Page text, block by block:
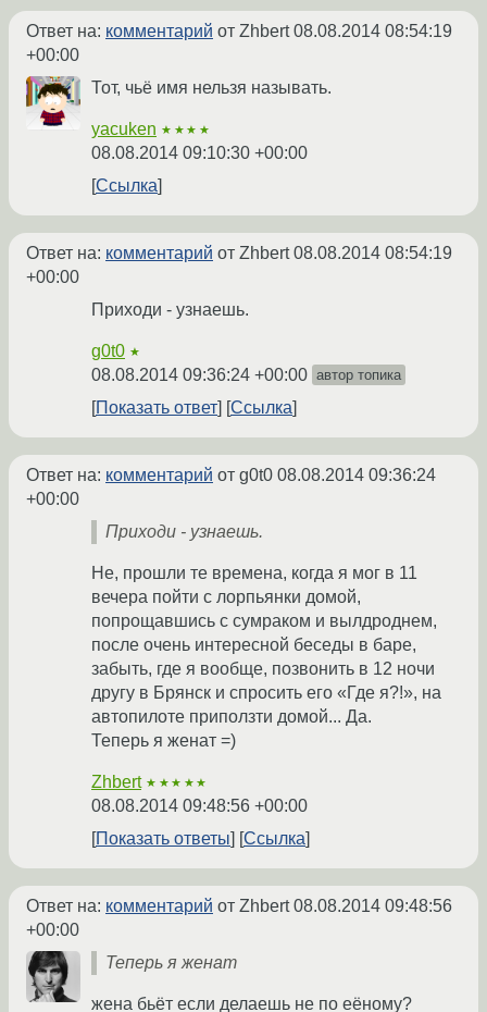
Ответ на: комментарий от Zhbert08.08.2014 08:54:19
+00:00
Тот, чьё имя нельзя называть.
yacuken ★★★★
08.08.2014 09:10:30 +00:00
Ссылка
Ответ на: комментарий от Zhbert08.08.2014 08:54:19
+00:00
Приходи - узнаешь.
g0t0 ★
08.08.2014 09:36:24 +00:00 автор топика
Показать ответ Ссылка
Ответ на: комментарий от g0t0 08.08.2014 09:36:24
+00:00
Приходи - узнаешь.
Не, прошли те времена, когда я мог в 11
вечера пойти с лорпьянки домой,
попрощавшись с сумраком и вылдроднем,
после очень интересной беседы в баре,
забыть, где я вообще, позвонить в 12 ночи
другу в Брянск и спросить его «Где я?!», на
автопилоте приползти домой... Да.
Теперь я женат =)
Zhbert ★★★★★
08.08.2014 09:48:56 +00:00
Показать ответы
Ссылка
Ответ на: комментарий от Zhbert08.08.2014 09:48:56
+00:00
Теперь я женат
жена бьёт если делаешь не по еёному?